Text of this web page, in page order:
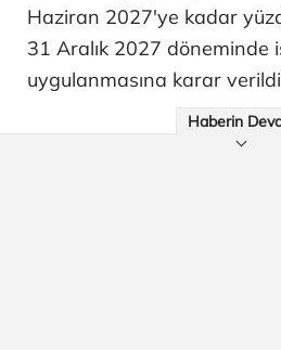
Haziran 2027'ye kadar
31 Aralık 2027 döneminde
uygulanmasına karar
Haberin